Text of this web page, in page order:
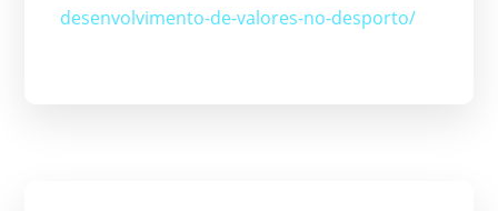
desenvolvimento-de-valores-no-desporto/